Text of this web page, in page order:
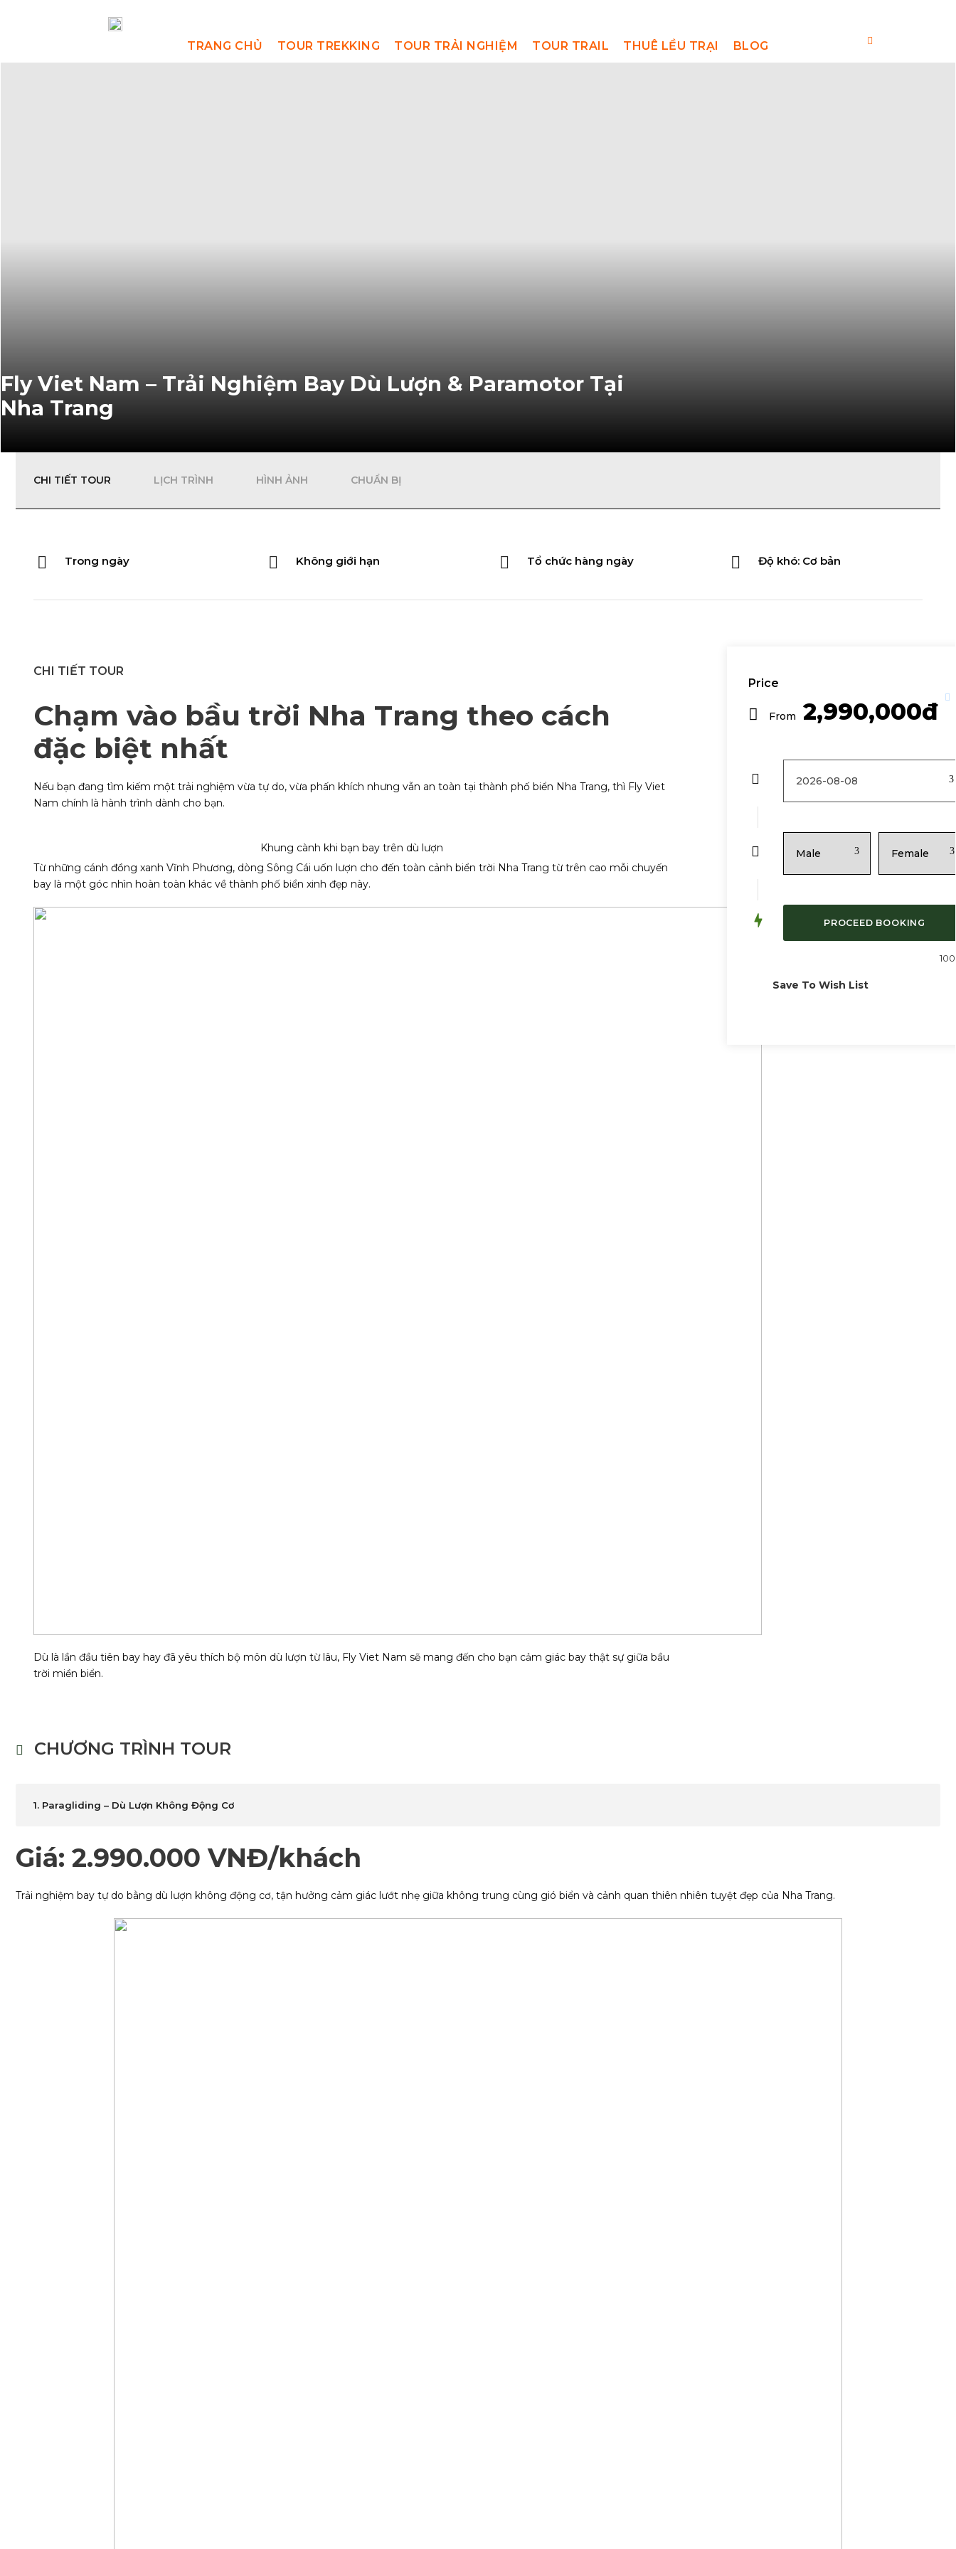
TRANG CHỦ TOUR TREKKING TOUR TRẢI NGHIỆM TOUR TRAIL THUÊ LỀU TRẠI BLOG
Fly Viet Nam – Trải Nghiệm Bay Dù Lượn & Paramotor Tại
Nha Trang
CHI TIẾT TOUR LỊCH TRÌNH HÌNH ẢNH CHUẨN BỊ
Trong ngày Không giới hạn Tổ chức hàng ngày Độ khó: Cơ bản
CHI TIẾT TOUR
Chạm vào bầu trời Nha Trang theo cách
đặc biệt nhất
Nếu bạn đang tìm kiếm một trải nghiệm vừa tự do, vừa phấn khích nhưng vẫn an toàn tại thành phố biển Nha Trang, thì Fly Viet
Nam chính là hành trình dành cho bạn.
Khung cành khi bạn bay trên dù lượn
Từ những cánh đồng xanh Vĩnh Phương, dòng Sông Cái uốn lượn cho đến toàn cảnh biển trời Nha Trang từ trên cao mỗi chuyến
bay là một góc nhìn hoàn toàn khác về thành phố biển xinh đẹp này.
Dù là lần đầu tiên bay hay đã yêu thích bộ môn dù lượn từ lâu, Fly Viet Nam sẽ mang đến cho bạn cảm giác bay thật sự giữa bầu
trời miền biển.
Price
From 2,990,000đ
Save To Wish List
CHƯƠNG TRÌNH TOUR
1. Paragliding – Dù Lượn Không Động Cơ
Giá: 2.990.000 VNĐ/khách
Trải nghiệm bay tự do bằng dù lượn không động cơ, tận hưởng cảm giác lướt nhẹ giữa không trung cùng gió biển và cảnh quan thiên nhiên tuyệt đẹp của Nha Trang.